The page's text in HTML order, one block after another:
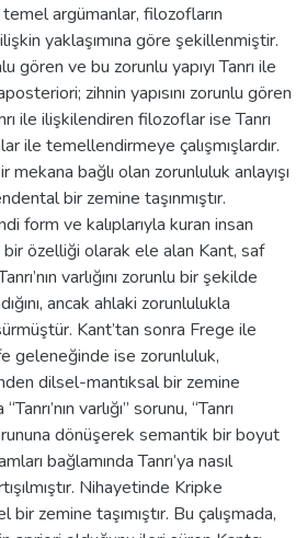
temel argümanlar, filozofların
yaklaşımına göre şekillenmiştir.
gören ve bu zorunlu yapıyı Tanrı ile
zihnin yapısını zorunlu gören
ile ilişkilendiren filozoflar ise Tanrı
ile temellendirmeye çalışmışlardır.
mekana bağlı olan zorunluluk anlayışı
bir zemine taşınmıştır.
form ve kalıplarıyla kuran insan
bir özelliği olarak ele alan Kant, saf
varlığını zorunlu bir şekilde
ancak ahlaki zorunlulukla
Kant’tan sonra Frege ile
geleneğinde ise zorunluluk,
dilsel-mantıksal bir zemine
varlığı” sorunu, “Tanrı
dönüşerek semantik bir boyut
bağlamında Tanrı’ya nasıl
Nihayetinde Kripke
zemine taşımıştır. Bu çalışmada,